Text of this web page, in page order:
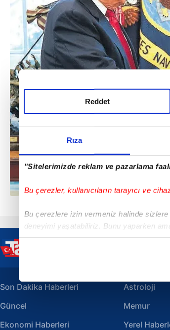
Rıza
"Sitelerimizde reklam ve pazarlama
Bu çerezler, kullanıcıların tarayıcı ve
Bu çerezlere izin vermeniz halinde
deneyimi yaşatabiliriz. Bunu yaparken
içerikleri sunabilmek adına elimizden
Sizlere daha iyi bir hizmet sunabilmek
çerezler vasıtasıyla çeşitli kişisel
amacıyla kullanılmaktadır. Diğer
Reddet
Son Dakika Haberleri
Güncel
Ekonomi Haberleri
Astroloji
Memur
Yerel